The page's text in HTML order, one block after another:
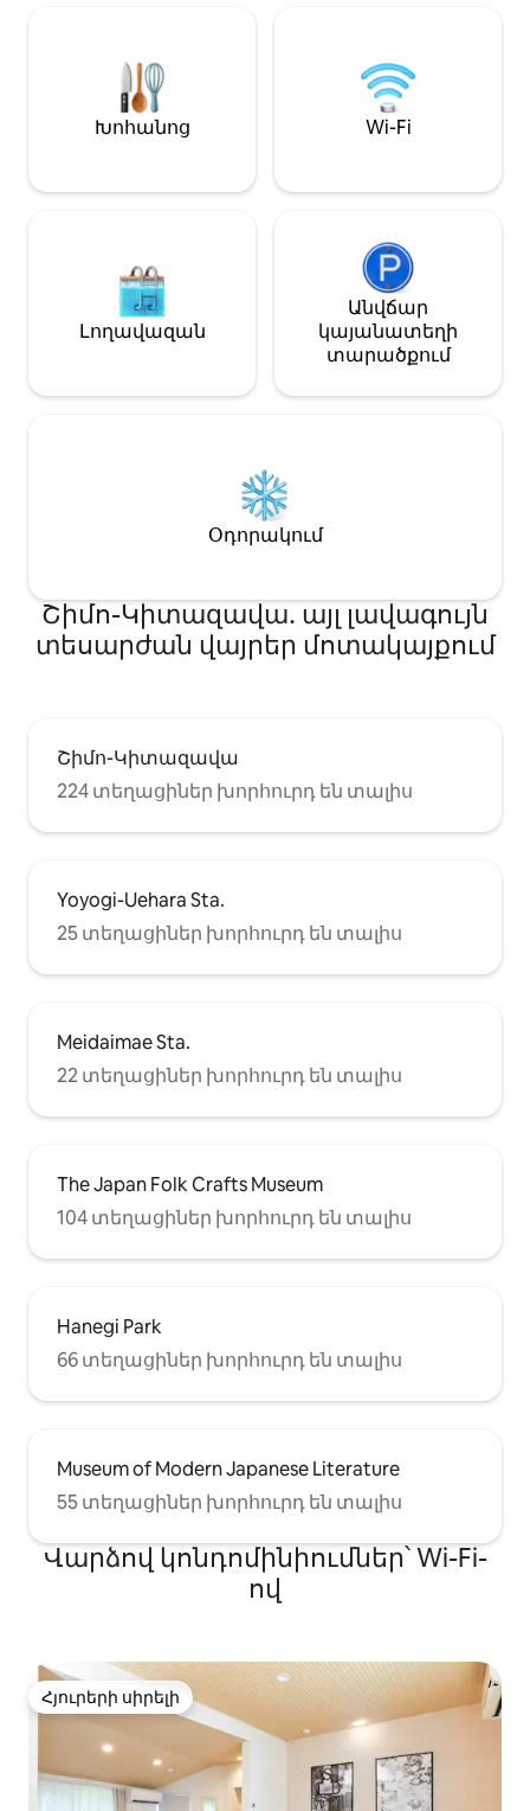
ժամանակաշրջան» 2027 թվականի
հունվարի կեսերից մինչև
փետրվարի վերջ (կարող է
փոխվել) **Նկատի ունեցեք նաև,
երկարաձգվել առանց նախնական
18:30 ------------------------------------
【Ընդարձակ 25 մ2 մակերեսով
ստուդիա – Իդեալական է զույգերի,
ընկերների և միայնակ
Գտնվելով հանգիստ բնակելի
խաղաղ հանգիստ ։ Կատարյալ է
զույգերի, մտերիմ ընկերների,
միայնակ ճանապարհորդների
կամ նույնիսկ երկարաժամկետ
կոնտակտի ինքնուրույն
ժամանման դեպքում կարող եք
օգտվել և ՛ գաղտնիությունից, և ՛
հարմարավետությունից ։
պատրաստված են ըստ
ամրագրված հյուրերի թվի, ուստի
խնդրում ենք համոզվել, որ
թվով ։ 【Սենյակի
կողքին ՝ թագավորական չափի
համարժեք). կարող է մնալ նաև 3
հոգով, նախ ամրագրեք 2 հոգու
լրացուցիչ վճարի մասին ։ ・1
բազմոց (լայնությունը ՝ 90 սմ) ・
Հեռուստացույց ・Պահարան ・
Ճաշասեղան և աթոռներ (հարմար
լվացող միջոց ・Wi - Fi
【Խոհանոցային
հարմարություններ】 ・2 այրիչով
գազօջախ ・Սառնարան ・
Միկրոալիքային վառարան ・
թավաներ և խոհանոցային
պարագաներ (խնդրում ենք
ստուգել լուսանկարները) ・
Ամանեղեն, ակնոց, դանակ -
Հիմնական համեմունքներ
(խնդրում ենք ստուգել
լուսանկարները) 【Զուգարան】
Հագեցած է ժամանակակից
բիդեով (լվացարանով)
【Լոգասենյակ】 ・Լոգարան ՝ ջրի
ավտոմատ լցոնման և կրկին
ունայնություն ・Շամպուն,
կոնդիցիոներ, մարմնի լվացում ・
Վարսահարդարիչ ・Լոգասենյակի
չորացման համակարգ (լվացված
հագուստի համար) 【Մոտակա
կայարան】 Keio Inokashira Line:
Ikenoue Station Ոտքով
խանութներով,
տներով,
ամբողջ սենյակ
փողոցից
և սենյակը
կենցաղային
բոլորովին
կաթսաներ,
այնպես որ
որ կարող եք
քայլելու
2 երեխա
Խնդրում ենք
մեզ հետ, եթե
հետո է ։ *
ներկայացնել
(խնդրում ենք
հաստատող
ճապոնական
Խոհանոց Wi-Fi
Լողավազան
Անվճար
կայանատեղի
տարածքում
Օդորակում
Շիմո-Կիտազավա․ այլ լավագույն
տեսարժան վայրեր մոտակայքում
Շիմո-Կիտազավա
224 տեղացիներ խորհուրդ են տալիս
Yoyogi-Uehara Sta.
25 տեղացիներ խորհուրդ են տալիս
Meidaimae Sta.
22 տեղացիներ խորհուրդ են տալիս
The Japan Folk Crafts Museum
104 տեղացիներ խորհուրդ են տալիս
Hanegi Park
66 տեղացիներ խորհուրդ են տալիս
Museum of Modern Japanese Literature
55 տեղացիներ խորհուրդ են տալիս
Վարձով կոնդոմինիումներ՝ Wi-Fi-
ով
Հյուրերի սիրելի
Հյուրերի սիրելի